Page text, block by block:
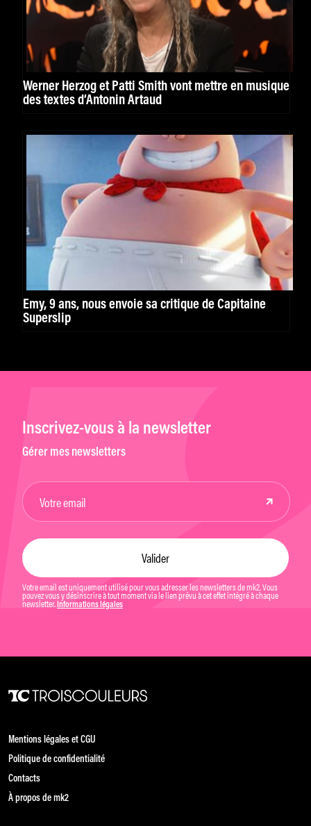
Werner Herzog et Patti Smith vont mettre en musique
des textes d’Antonin Artaud
Emy, 9 ans, nous envoie sa critique de Capitaine
Superslip
Inscrivez-vous à la newsletter
Gérer mes newsletters
Votre email est uniquement utilisé pour vous adresser les newsletters de mk2. Vous
pouvez vous y désinscrire à tout moment via le lien prévu à cet effet intégré à chaque
newsletter. Informations légales
Mentions légales et CGU
Politique de confidentialité
Contacts
À propos de mk2